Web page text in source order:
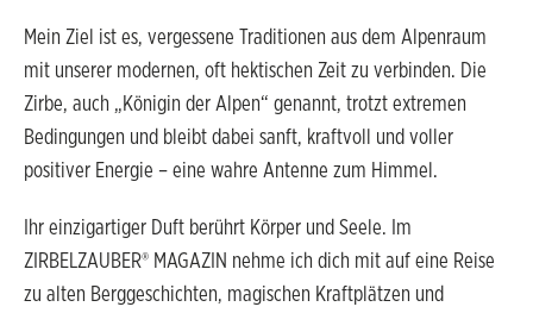
Mein Ziel ist es, vergessene Traditionen aus dem Alpenraum
mit unserer modernen, oft hektischen Zeit zu verbinden. Die
Zirbe, auch „Königin der Alpen“ genannt, trotzt extremen
Bedingungen und bleibt dabei sanft, kraftvoll und voller
positiver Energie – eine wahre Antenne zum Himmel.
Ihr einzigartiger Duft berührt Körper und Seele. Im
ZIRBELZAUBER® MAGAZIN nehme ich dich mit auf eine Reise
zu alten Berggeschichten, magischen Kraftplätzen und